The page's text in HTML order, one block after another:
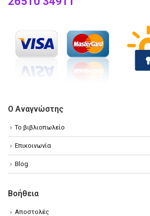
Ο Αναγνώστης
Το βιβλιοπωλείο
Επικοινωνία
Blog
Βοήθεια
Αποστολές